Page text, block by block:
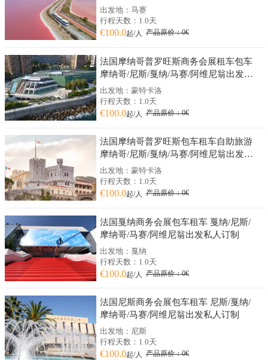
订制
出发地：马赛
行程天数：1.0天
€100.0起/人 产品原价：0€
法国摩纳哥普罗旺斯商务会展租车包车
摩纳哥/尼斯/戛纳/马赛/阿维尼翁出发私
人订制
出发地：蒙特卡洛
行程天数：1.0天
€100.0起/人 产品原价：0€
法国摩纳哥普罗旺斯包车租车自助旅游
摩纳哥/尼斯/戛纳/马赛/阿维尼翁出发私
人订制
出发地：蒙特卡洛
行程天数：1.0天
€100.0起/人 产品原价：0€
法国戛纳商务会展包车租车 戛纳/尼斯/
摩纳哥/马赛/阿维尼翁出发私人订制
出发地：戛纳
行程天数：1.0天
€100.0起/人 产品原价：0€
法国尼斯商务会展包车租车 尼斯/戛纳/
摩纳哥/马赛/阿维尼翁出发私人订制
出发地：尼斯
行程天数：1.0天
€100.0起/人 产品原价：0€